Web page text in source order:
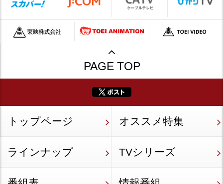
PAGE TOP
トップページ オススメ特集
ラインナップ TVシリーズ